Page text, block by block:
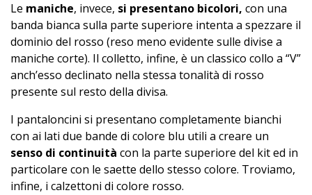
Le maniche, invece, si presentano bicolori, con una
banda bianca sulla parte superiore intenta a spezzare il
dominio del rosso (reso meno evidente sulle divise a
maniche corte). Il colletto, infine, è un classico collo a “V”
anch’esso declinato nella stessa tonalità di rosso
presente sul resto della divisa.
I pantaloncini si presentano completamente bianchi
con ai lati due bande di colore blu utili a creare un
senso di continuità con la parte superiore del kit ed in
particolare con le saette dello stesso colore. Troviamo,
infine, i calzettoni di colore rosso.